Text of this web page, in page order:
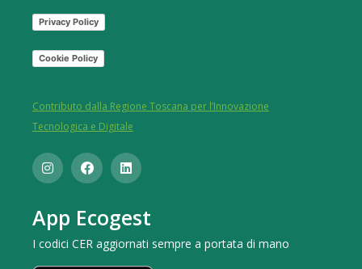
Privacy Policy
Cookie Policy
Contributo dalla Regione Toscana per l’Innovazione
Tecnologica e Digitale
App Ecogest
I codici CER aggiornati sempre a portata di mano